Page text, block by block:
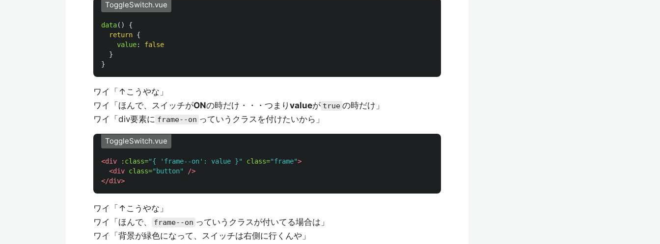
ToggleSwitch.vue
data()
{
return {
value:
false
}
}
ワイ「↑こうやな」
ワイ「ほんで、スイッチがONの時だけ・・・つまり valueが true の時だけ」
ワイ「div要素に frame--on っていうクラスを付けたいから」
ToggleSwitch.vue
<div :class="{ 'frame--on': value }" class="frame">
<div class="button"
/>
</div>
ワイ「↑こうやな」
ワイ「ほんで、
frame--on っていうクラスが付いてる場合は」
ワイ「背景が緑色になって、スイッチは右側に行くんや」